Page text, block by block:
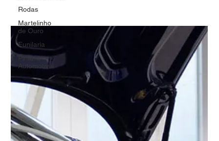
Rodas
Martelinho
de Ouro
Funilaria
Pintura
Automotiva